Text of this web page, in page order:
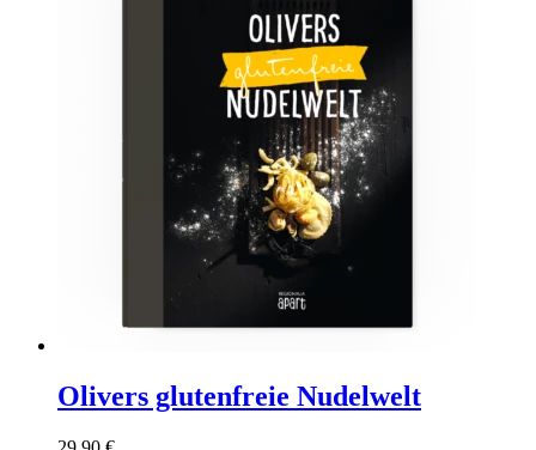
Olivers glutenfreie Nudelwelt